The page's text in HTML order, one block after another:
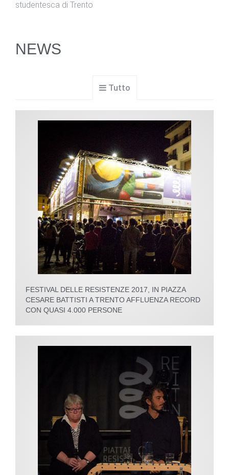
studentesca di Trento
NEWS
Tutto
FESTIVAL DELLE RESISTENZE 2017, IN PIAZZA
CESARE BATTISTI A TRENTO AFFLUENZA RECORD
CON QUASI 4.000 PERSONE